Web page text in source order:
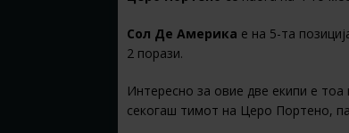
Сол Де Америка е на 5-та
2 порази.
Интересно за овие две екипи е
секогаш тимот на Церо Портено,